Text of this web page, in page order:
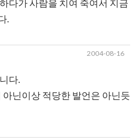
다가 사람을 치여 죽여서 지금
.
2004-08-16
다.
닌이상 적당한 발언은 아닌듯